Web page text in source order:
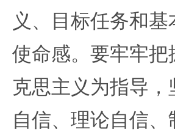
义、目标任务和
使命感。要牢牢
克思主义为指导
自信、理论自信